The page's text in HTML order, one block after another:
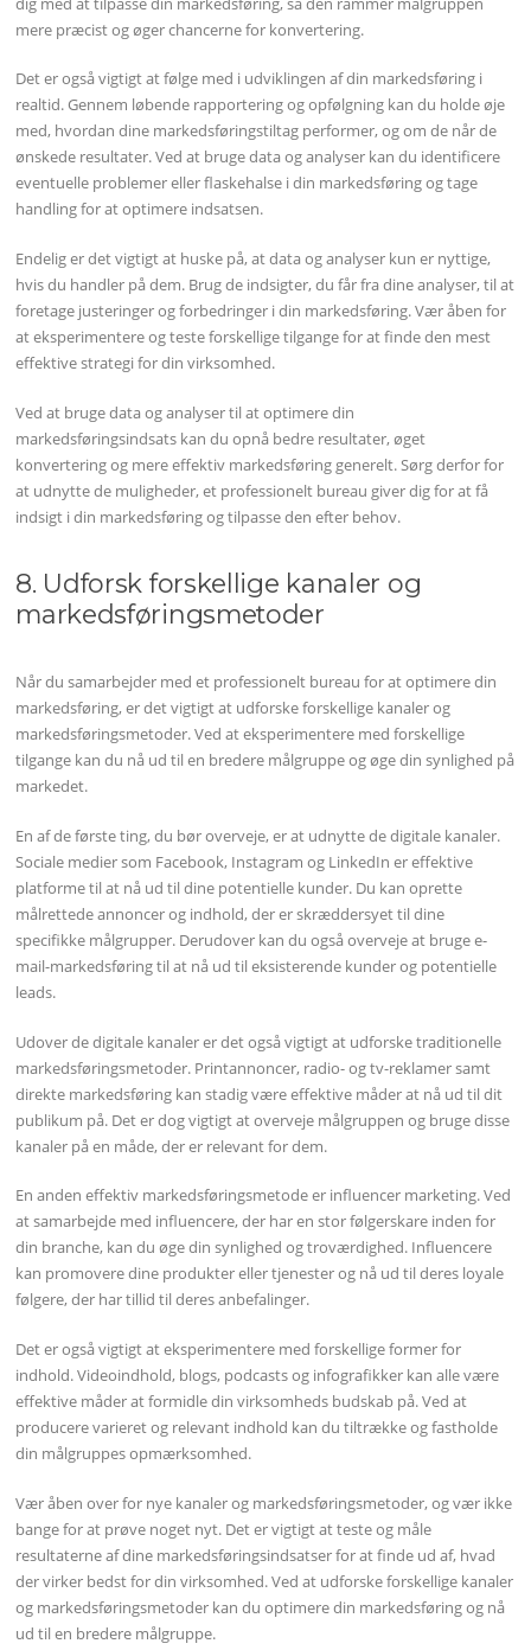
mere præcist og øger chancerne for konvertering.
Det er også vigtigt at følge med i udviklingen af din markedsføring i
realtid. Gennem løbende rapportering og opfølgning kan du holde øje
med, hvordan dine markedsføringstiltag performer, og om de når de
ønskede resultater. Ved at bruge data og analyser kan du identificere
eventuelle problemer eller flaskehalse i din markedsføring og tage
handling for at optimere indsatsen.
Endelig er det vigtigt at huske på, at data og analyser kun er nyttige,
hvis du handler på dem. Brug de indsigter, du får fra dine analyser, til at
foretage justeringer og forbedringer i din markedsføring. Vær åben for
at eksperimentere og teste forskellige tilgange for at finde den mest
effektive strategi for din virksomhed.
Ved at bruge data og analyser til at optimere din
markedsføringsindsats kan du opnå bedre resultater, øget
konvertering og mere effektiv markedsføring generelt. Sørg derfor for
at udnytte de muligheder, et professionelt bureau giver dig for at få
indsigt i din markedsføring og tilpasse den efter behov.
8. Udforsk forskellige kanaler og
markedsføringsmetoder
Når du samarbejder med et professionelt bureau for at optimere din
markedsføring, er det vigtigt at udforske forskellige kanaler og
markedsføringsmetoder. Ved at eksperimentere med forskellige
tilgange kan du nå ud til en bredere målgruppe og øge din synlighed på
markedet.
En af de første ting, du bør overveje, er at udnytte de digitale kanaler.
Sociale medier som Facebook, Instagram og LinkedIn er effektive
platforme til at nå ud til dine potentielle kunder. Du kan oprette
målrettede annoncer og indhold, der er skræddersyet til dine
specifikke målgrupper. Derudover kan du også overveje at bruge e-
mail-markedsføring til at nå ud til eksisterende kunder og potentielle
leads.
Udover de digitale kanaler er det også vigtigt at udforske traditionelle
markedsføringsmetoder. Printannoncer, radio- og tv-reklamer samt
direkte markedsføring kan stadig være effektive måder at nå ud til dit
publikum på. Det er dog vigtigt at overveje målgruppen og bruge disse
kanaler på en måde, der er relevant for dem.
En anden effektiv markedsføringsmetode er influencer marketing. Ved
at samarbejde med influencere, der har en stor følgerskare inden for
din branche, kan du øge din synlighed og troværdighed. Influencere
kan promovere dine produkter eller tjenester og nå ud til deres loyale
følgere, der har tillid til deres anbefalinger.
Det er også vigtigt at eksperimentere med forskellige former for
indhold. Videoindhold, blogs, podcasts og infografikker kan alle være
effektive måder at formidle din virksomheds budskab på. Ved at
producere varieret og relevant indhold kan du tiltrække og fastholde
din målgruppes opmærksomhed.
Vær åben over for nye kanaler og markedsføringsmetoder, og vær ikke
bange for at prøve noget nyt. Det er vigtigt at teste og måle
resultaterne af dine markedsføringsindsatser for at finde ud af, hvad
der virker bedst for din virksomhed. Ved at udforske forskellige kanaler
og markedsføringsmetoder kan du optimere din markedsføring og nå
ud til en bredere målgruppe.